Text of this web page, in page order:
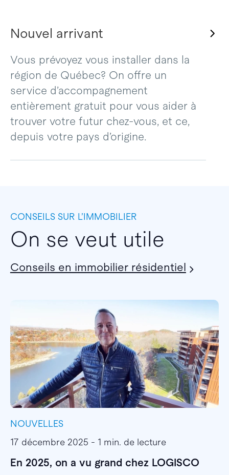
Nouvel arrivant
Vous prévoyez vous installer dans la
région de Québec? On offre un
service d’accompagnement
entièrement gratuit pour vous aider à
trouver votre futur chez-vous, et ce,
depuis votre pays d’origine.
CONSEILS SUR L’IMMOBILIER
On se veut utile
Conseils en immobilier résidentiel
NOUVELLES
17 décembre 2025 - 1 min. de lecture
En 2025, on a vu grand chez LOGISCO